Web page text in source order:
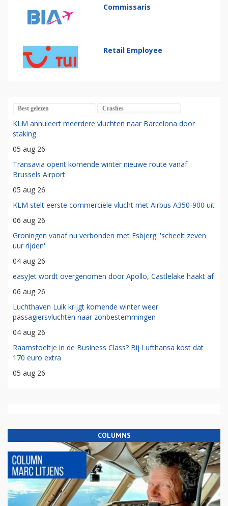
Commissaris
Retail Employee
Best gelezen Crashes
KLM annuleert meerdere vluchten naar Barcelona door
staking
05 aug 26
Transavia opent komende winter nieuwe route vanaf
Brussels Airport
05 aug 26
KLM stelt eerste commerciële vlucht met Airbus A350-900 uit
06 aug 26
Groningen vanaf nu verbonden met Esbjerg: 'scheelt zeven
uur rijden'
04 aug 26
easyJet wordt overgenomen door Apollo, Castlelake haakt af
06 aug 26
Luchthaven Luik krijgt komende winter weer
passagiersvluchten naar zonbestemmingen
04 aug 26
Raamstoeltje in de Business Class? Bij Lufthansa kost dat
170 euro extra
05 aug 26
COLUMNS